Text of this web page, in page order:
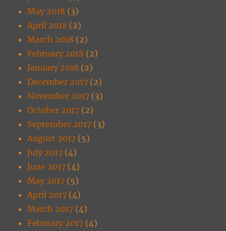
May 2018 (3)
April 2018 (2)
March 2018 (2)
February 2018 (2)
January 2018 (2)
December 2017 (2)
November 2017 (3)
October 2017 (2)
September 2017 (3)
August 2017 (5)
July 2017 (4)
June 2017 (4)
May 2017 (5)
April 2017 (4)
March 2017 (4)
February 2017 (4)